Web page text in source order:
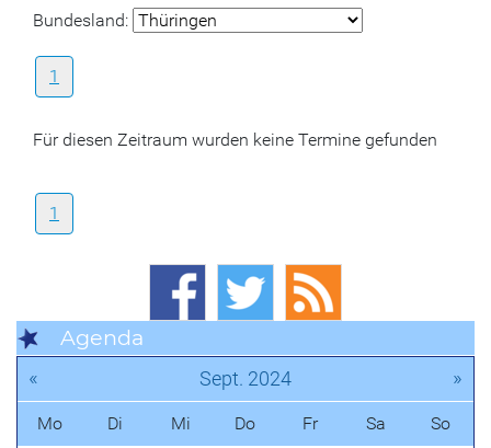
Bundesland:
1
Für diesen Zeitraum wurden keine Termine gefunden
1
Agenda
« Sept. 2024 »
Mo Di Mi Do Fr Sa So